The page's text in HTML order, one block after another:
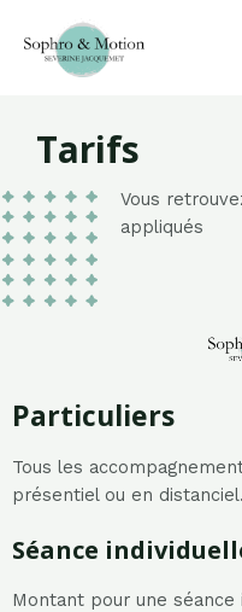
Tarifs
Vous
appliqués
Particuliers
Tous les
présentiel ou en distanciel.
Séance
Montant pour une